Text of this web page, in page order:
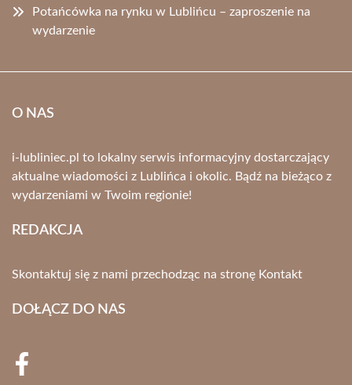
Potańcówka na rynku w Lublińcu – zaproszenie na
wydarzenie
O NAS
i-lubliniec.pl to lokalny serwis informacyjny dostarczający
aktualne wiadomości z Lublińca i okolic. Bądź na bieżąco z
wydarzeniami w Twoim regionie!
REDAKCJA
Skontaktuj się z nami przechodząc na stronę Kontakt
DOŁĄCZ DO NAS